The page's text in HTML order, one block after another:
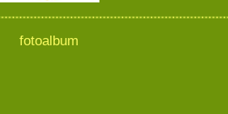
fotoalbum